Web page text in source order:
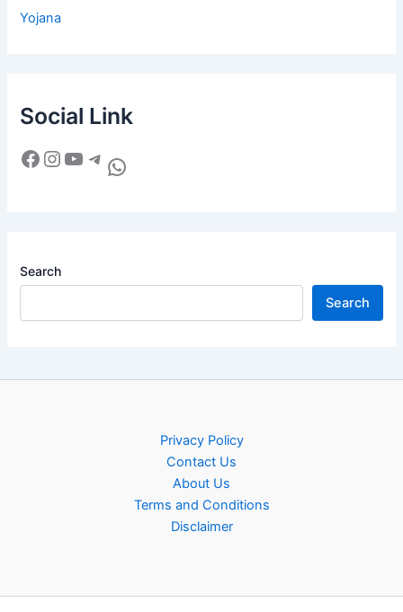
Yojana
Social Link
Search
Search
Privacy Policy
Contact Us
About Us
Terms and Conditions
Disclaimer